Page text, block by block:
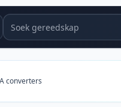
Soek gereedskap
converters